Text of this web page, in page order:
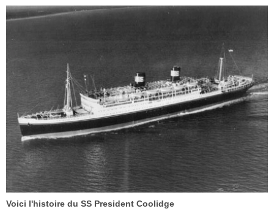
Voici l'histoire du SS President Coolidge